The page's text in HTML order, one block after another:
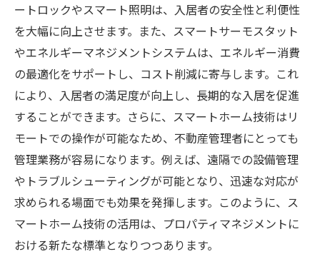
兵庫県の不動産市場の変遷と管理方法の最適化
歴史的な市場動向の変化とその影響
現在の不動産市場トレンドの背景
市場変動に対応するための戦略
最適な管理方法を見つけるためのヒント
エリア特性を活かした管理のポイント
不動産市場の将来予測と管理プランニング
兵庫県の不動産管理で失敗しないための実践ガ
イド
初めての不動産管理者が陥りがちなミス
賃貸管理でのトラブル事例とその対処法
ートロックやスマート照明は、入居者の安全性と利便性
を大幅に向上させます。また、スマートサーモスタット
やエネルギーマネジメントシステムは、エネルギー消費
の最適化をサポートし、コスト削減に寄与します。これ
により、入居者の満足度が向上し、長期的な入居を促進
することができます。さらに、スマートホーム技術はリ
モートでの操作が可能なため、不動産管理者にとっても
管理業務が容易になります。例えば、遠隔での設備管理
やトラブルシューティングが可能となり、迅速な対応が
求められる場面でも効果を発揮します。このように、ス
マートホーム技術の活用は、プロパティマネジメントに
おける新たな標準となりつつあります。